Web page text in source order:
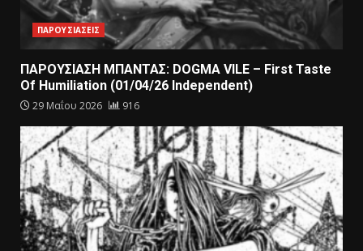
ΠΑΡΟΥΣΙΑΣΕΙΣ
ΠΑΡΟΥΣΙΑΣΗ ΜΠΑΝΤΑΣ: DOGMA VILE – First Taste
Of Humiliation (01/04/26 Independent)
29 Μαΐου 2026 916